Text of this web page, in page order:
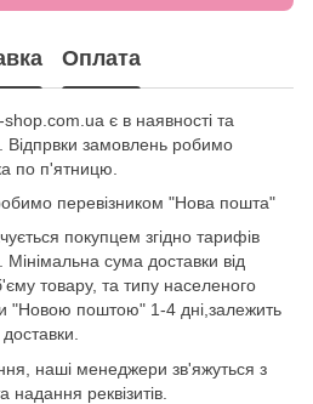
Оплата
shop.com.ua є в наявності та
Відпрвки замовлень робимо
по п'ятницю.
перевізником "Нова пошта"
покупцем згідно тарифів
сума доставки від
товару, та типу населеного
"Новою поштою" 1-4 дні,залежить
наші менеджери зв'яжуться з
реквізитів.